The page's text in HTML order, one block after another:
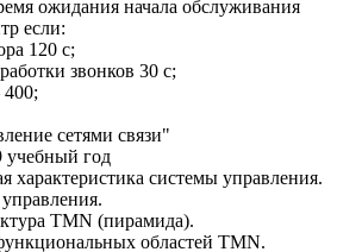
ожидания начала обслуживания
если:
120 с;
звонков 30 с;
400;
сетями связи"
год
системы управления.
TMN (пирамида).
областей TMN.